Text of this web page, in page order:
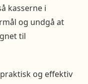
kasserne i
og undgå at
til
og effektiv